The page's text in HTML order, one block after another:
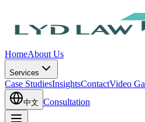
HomeAbout Us
Services
Case StudiesInsightsContactVideo
中文 Consultation